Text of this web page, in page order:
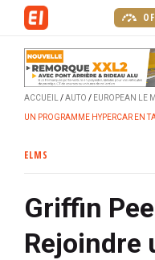
ACCUEIL AUTO EUROPEAN LE
UN PROGRAMME HYPERCAR EN
ELMS
Griffin
Rejoindre